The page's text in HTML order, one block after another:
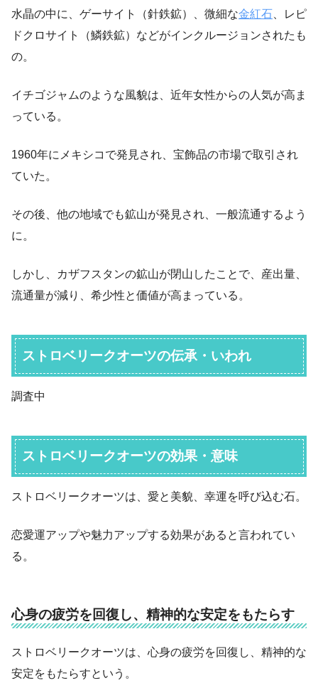
水晶の中に、ゲーサイト（針鉄鉱）、微細な金紅石 、レピ
ドクロサイト（鱗鉄鉱）などがインクルージョンされたも
の。
イチゴジャムのような風貌は、近年女性からの人気が高ま
っている。
1960年にメキシコで発見され、宝飾品の市場で取引され
ていた。
その後、他の地域でも鉱山が発見され、一般流通するよう
に。
しかし、カザフスタンの鉱山が閉山したことで、産出量、
流通量が減り、希少性と価値が高まっている。
ストロベリークオーツの伝承・いわれ
調査中
ストロベリークオーツの効果・意味
ストロベリークオーツは、愛と美貌、幸運を呼び込む石。
恋愛運アップや魅力アップする効果があると言われてい
る。
心身の疲労を回復し、精神的な安定をもたらす
ストロベリークオーツは、心身の疲労を回復し、精神的な
安定をもたらすという。